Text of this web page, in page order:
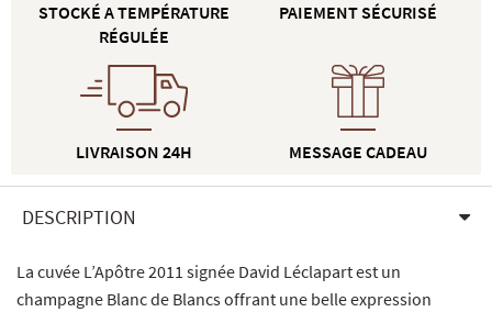
STOCKÉ A TEMPÉRATURE
RÉGULÉE
LIVRAISON 24H
PAIEMENT SÉCURISÉ
MESSAGE CADEAU
DESCRIPTION
La cuvée L’Apôtre 2011 signée David Léclapart est un
champagne Blanc de Blancs offrant une belle expression